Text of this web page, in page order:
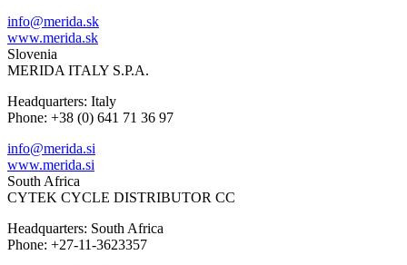
info@merida.sk
www.merida.sk
Slovenia
MERIDA ITALY S.P.A.
Headquarters: Italy
Phone: +38 (0) 641 71 36 97
info@merida.si
www.merida.si
South Africa
CYTEK CYCLE DISTRIBUTOR CC
Headquarters: South Africa
Phone: +27-11-3623357